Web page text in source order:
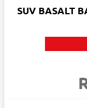
SUV BASALT